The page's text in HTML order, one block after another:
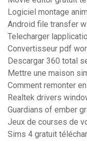
Logiciel montage
Android file transfer
Telecharger
Convertisseur pdf
Descargar 360 total
Mettre une maison
Comment remonter
Realtek drivers
Guardians of ember
Jeux de courses de
Sims 4 gratuit